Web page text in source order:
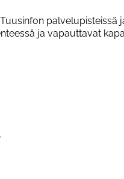
palvelupisteissä
ja vapauttavat
Koko Tuusula